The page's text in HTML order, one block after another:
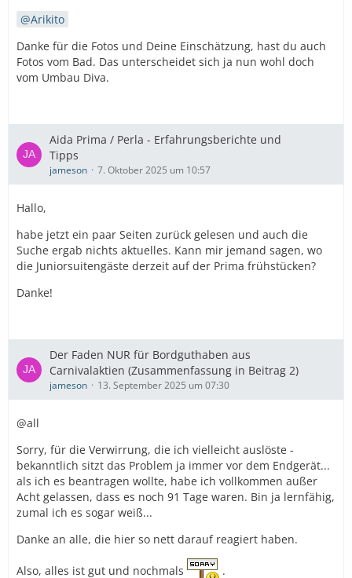
Arikito
Danke für die Fotos und Deine Einschätzung, hast du auch
Fotos vom Bad. Das unterscheidet sich ja nun wohl doch
vom Umbau Diva.
Aida Prima / Perla - Erfahrungsberichte und
Tipps
jameson 7. Oktober 2025 um 10:57
Hallo,
habe jetzt ein paar Seiten zurück gelesen und auch die
Suche ergab nichts aktuelles. Kann mir jemand sagen, wo
die Juniorsuitengäste derzeit auf der Prima frühstücken?
Danke!
Der Faden NUR für Bordguthaben aus
Carnivalaktien (Zusammenfassung in Beitrag 2)
jameson 13. September 2025 um 07:30
@all
Sorry, für die Verwirrung, die ich vielleicht auslöste -
bekanntlich sitzt das Problem ja immer vor dem Endgerät...
als ich es beantragen wollte, habe ich vollkommen außer
Acht gelassen, dass es noch 91 Tage waren. Bin ja lernfähig,
zumal ich es sogar weiß...
Danke an alle, die hier so nett darauf reagiert haben.
Also, alles ist gut und nochmals .